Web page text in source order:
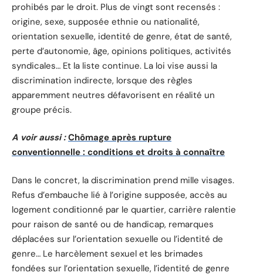
prohibés par le droit. Plus de vingt sont recensés :
origine, sexe, supposée ethnie ou nationalité,
orientation sexuelle, identité de genre, état de santé,
perte d’autonomie, âge, opinions politiques, activités
syndicales… Et la liste continue. La loi vise aussi la
discrimination indirecte, lorsque des règles
apparemment neutres défavorisent en réalité un
groupe précis.
A voir aussi : Chômage après rupture
conventionnelle : conditions et droits à connaître
Dans le concret, la discrimination prend mille visages.
Refus d’embauche lié à l’origine supposée, accès au
logement conditionné par le quartier, carrière ralentie
pour raison de santé ou de handicap, remarques
déplacées sur l’orientation sexuelle ou l’identité de
genre… Le harcèlement sexuel et les brimades
fondées sur l’orientation sexuelle, l’identité de genre